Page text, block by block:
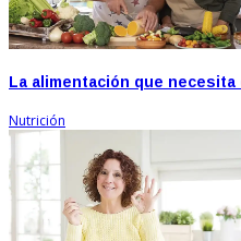
La alimentación que
Nutrición